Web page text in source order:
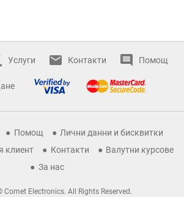
Услуги Контакти Помощ
Помощ
Лични данни и бисквитки
клиент
Контакти
Валутни курсове
За нас
Electronics. All Rights Reserved.